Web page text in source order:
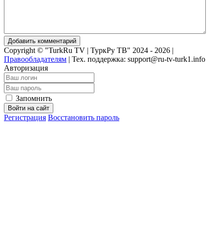
Добавить комментарий
Copyright © "TurkRu TV | ТуркРу ТВ" 2024 - 2026 |
Правообладателям | Тех. поддержка: support@ru-tv-turk1.info
Авторизация
Запомнить
Войти на сайт
Регистрация Восстановить пароль